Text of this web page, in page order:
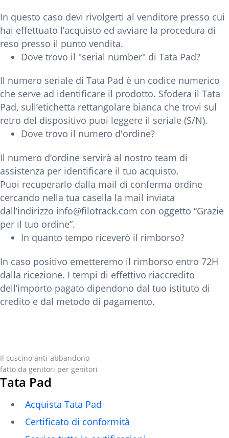
In questo caso devi rivolgerti al venditore presso cui
hai effettuato l’acquisto ed avviare la procedura di
reso presso il punto vendita.
Dove trovo il "serial number" di Tata Pad?
Il numero seriale di Tata Pad è un codice numerico
che serve ad identificare il prodotto. Sfodera il Tata
Pad, sull’etichetta rettangolare bianca che trovi sul
retro del dispositivo puoi leggere il seriale (S/N).
Dove trovo il numero d'ordine?
Il numero d’ordine servirà al nostro team di
assistenza per identificare il tuo acquisto.
Puoi recuperarlo dalla mail di conferma ordine
cercando nella tua casella la mail inviata
dall’indirizzo info@filotrack.com con oggetto “Grazie
per il tuo ordine”.
In quanto tempo riceverò il rimborso?
In caso positivo emetteremo il rimborso entro 72H
dalla ricezione. I tempi di effettivo riaccredito
dell’importo pagato dipendono dal tuo istituto di
credito e dal metodo di pagamento.
Il cuscino anti-abbandono
fatto da genitori per genitori
Tata Pad
Acquista Tata Pad
Certificato di conformità